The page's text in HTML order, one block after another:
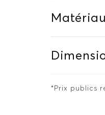
Matériau
*Prix publics